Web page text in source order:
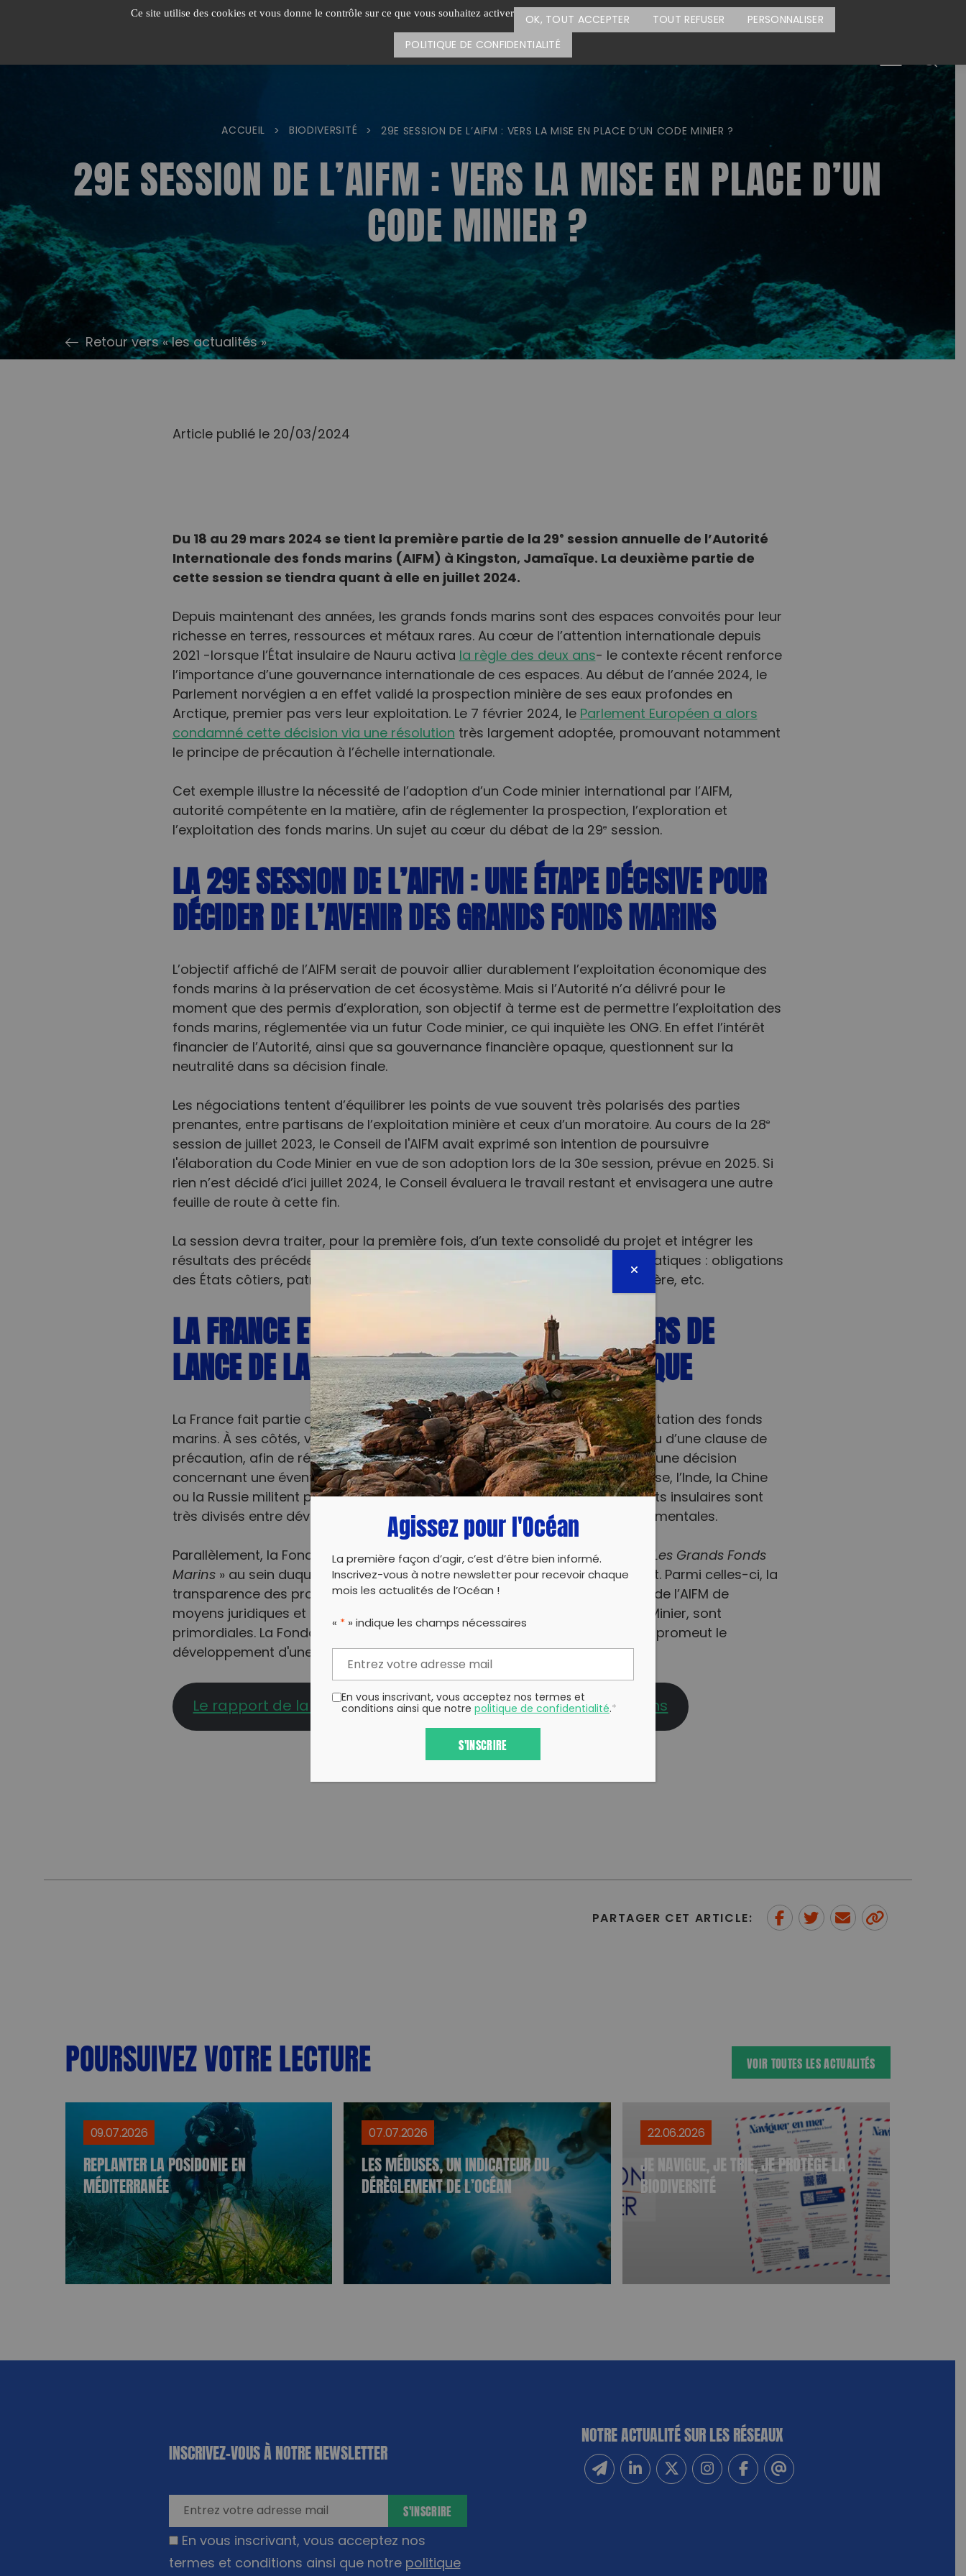
Ce site utilise des cookies et vous donne le contrôle sur ce que vous souhaitez activer OK, TOUT ACCEPTER TOUT REFUSER
PERSONNALISER
POLITIQUE DE CONFIDENTIALITÉ
CARTE DES ACTIONS
ACCUEIL > BIODIVERSITÉ > 29E SESSION DE L’AIFM : VERS LA MISE EN PLACE D’UN CODE MINIER ?
29E SESSION DE L’AIFM : VERS LA MISE EN PLACE D’UN
CODE MINIER ?
Retour vers « les actualités »
Article publié le 20/03/2024
Du 18 au 29 mars 2024 se tient la première partie de la 29e session annuelle de l’Autorité
Internationale des fonds marins (AIFM) à Kingston, Jamaïque. La deuxième partie de
cette session se tiendra quant à elle en juillet 2024.
Depuis maintenant des années, les grands fonds marins sont des espaces convoités pour leur
richesse en terres, ressources et métaux rares. Au cœur de l’attention internationale depuis
2021 -lorsque l’État insulaire de Nauru activala règle des deux ans- le contexte récent renforce
l’importance d’une gouvernance internationale de ces espaces. Au début de l’année 2024, le
Parlement norvégien a en effet validé la prospection minière de ses eaux profondes en
Arctique, premier pas vers leur exploitation. Le 7 février 2024, leParlement Européen a alors
condamné cette décision via une résolutiontrès largement adoptée, promouvant notamment
le principe de précaution à l’échelle internationale.
Cet exemple illustre la nécessité de l’adoption d’un Code minier international par l’AIFM,
autorité compétente en la matière, afin de réglementer la prospection, l’exploration et
l’exploitation des fonds marins. Un sujet au cœur du débat de la 29e session.
LA 29E SESSION DE L’AIFM : UNE ÉTAPE DÉCISIVE POUR
DÉCIDER DE L’AVENIR DES GRANDS FONDS MARINS
L’objectif affiché de l’AIFM serait de pouvoir allier durablement l’exploitation économique des
fonds marins à la préservation de cet écosystème. Mais si l’Autorité n’a délivré pour le
moment que des permis d’exploration, son objectif à terme est de permettre l’exploitation des
fonds marins, réglementée via un futur Code minier, ce qui inquiète les ONG. En effet l’intérêt
financier de l’Autorité, ainsi que sa gouvernance financière opaque, questionnent sur la
neutralité dans sa décision finale.
Les négociations tentent d’équilibrer les points de vue souvent très polarisés des parties
prenantes, entre partisans de l’exploitation minière et ceux d’un moratoire. Au cours de la 28e
session de juillet 2023, le Conseil de l'AIFM avait exprimé son intention de poursuivre
l'élaboration du Code Minier en vue de son adoption lors de la 30e session, prévue en 2025. Si
rien n’est décidé d’ici juillet 2024, le Conseil évaluera le travail restant et envisagera une autre
feuille de route à cette fin.
La session devra traiter, pour la première fois, d’un texte consolidé du projet et intégrer les
résultats des précédents travaux intersessions autour de différentes thématiques : obligations
des États côtiers, patrimoine culturel subaquatique, test d'exploitation minière, etc.
LA FRANCE ET LA FONDATION DE LA MER : FERS DE
LANCE DE LA DÉFENSE DU PLANCHER OCÉANIQUE
La France fait partie des pays les plus impliqués dans la lutte contre l’exploitation des fonds
marins. À ses côtés, vingt-deux pays sont aussi partisans d'un moratoire ou d’une clause de
précaution, afin de réunir tous les éléments scientifiques avant de prendre une décision
concernant une éventuelle exploitation de ces espaces méconnus. A l’inverse, l’Inde, la Chine
ou la Russie militent pour l’exploitation des fonds marins, tandis que les États insulaires sont
très divisés entre développement économique et conséquences environnementales.
Parallèlement, la Fondation de la Mer a publié un rapport en juin 2022 sur «
Les Grands Fonds
Marins» au sein duquel plusieurs recommandations ont été mises en avant. Parmi celles-ci, la
transparence des projets, l’étude des différentes incidences et la dotation de l’AIFM de
moyens juridiques et financiers pour sanctionner le non-respect du Code Minier, sont
primordiales. La Fondation de la Mer défend également la mine urbaine qui promeut le
développement d'une économie circulaire respectueuse du citoyen.
Le rapport de la Fondation de la Mer sur les Grands fonds marins
PARTAGER CET ARTICLE:
POURSUIVEZ VOTRE LECTURE
REPLANTER LA POSIDONIE EN
MÉDITERRANÉE
09.07.2026
LES MÉDUSES, UN INDICATEUR DU
DÉRÈGLEMENT DE L’OCÉAN
07.07.2026
JE NAVIGUE, JE TRIE, JE PROTÈGE LA
BIODIVERSITÉ
22.06.2026
VOIR TOUTES LES ACTUALITÉS
INSCRIVEZ-VOUS À NOTRE NEWSLETTER
En vous inscrivant, vous acceptez nos
termes et conditions ainsi que notre politique
S'INSCRIRE
NOTRE ACTUALITÉ SUR LES RÉSEAUX
Agissez pour l'Océan
La première façon d’agir, c’est d’être bien informé.
Inscrivez-vous à notre newsletter pour recevoir chaque
mois les actualités de l’Océan !
« * » indique les champs nécessaires
En vous inscrivant, vous acceptez nos termes et
conditions ainsi que notre politique de confidentialité.*
S'INSCRIRE